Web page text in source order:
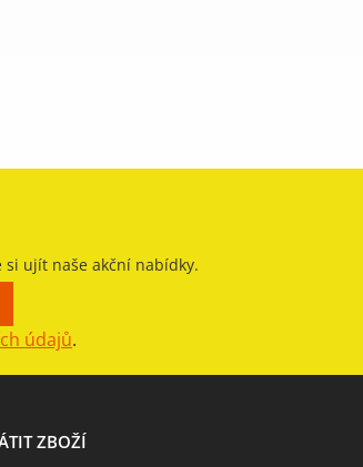
ujít naše akční nabídky.
údajů.
ZBOŽÍ